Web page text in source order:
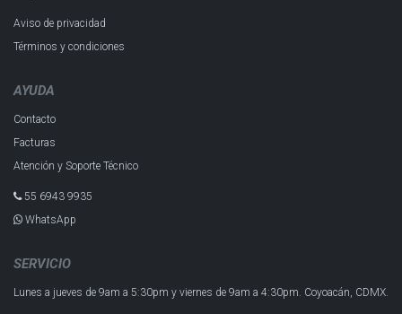
Aviso de privacidad
Términos y condiciones
AYUDA
Contacto
Facturas
Atención y Soporte Técnico
55 6943 993​5
WhatsApp
SERVICIO
Lunes a jueves de 9am a 5:30pm y viernes de 9am a 4:30pm. Coyoacán, CDMX.